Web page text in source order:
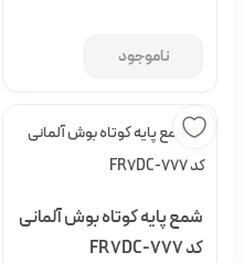
ناموجود
شمع پایه کوتاه بوش آلمانی
کد FR7DC-777